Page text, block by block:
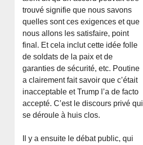
trouvé signifie que nous savons
quelles sont ces exigences et que
nous allons les satisfaire, point
final. Et cela inclut cette idée folle
de soldats de la paix et de
garanties de sécurité, etc. Poutine
a clairement fait savoir que c’était
inacceptable et Trump l’a de facto
accepté. C’est le discours privé qui
se déroule à huis clos.
Il y a ensuite le débat public, qui